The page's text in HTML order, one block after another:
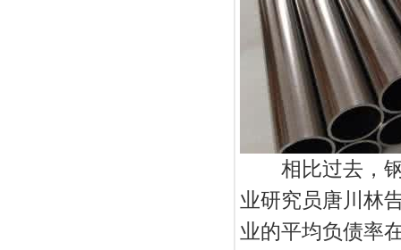
相比过去，钢
业研究员唐川林
业的平均负债率